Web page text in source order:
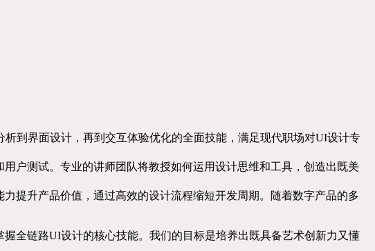
析到界面设计，再到交互体验优化的全面技能，满足现代职场对UI设计专
户测试。专业的讲师团队将教授如何运用设计思维和工具，创造出既美
提升产品价值，通过高效的设计流程缩短开发周期。随着数字产品的多
全链路UI设计的核心技能。我们的目标是培养出既具备艺术创新力又懂